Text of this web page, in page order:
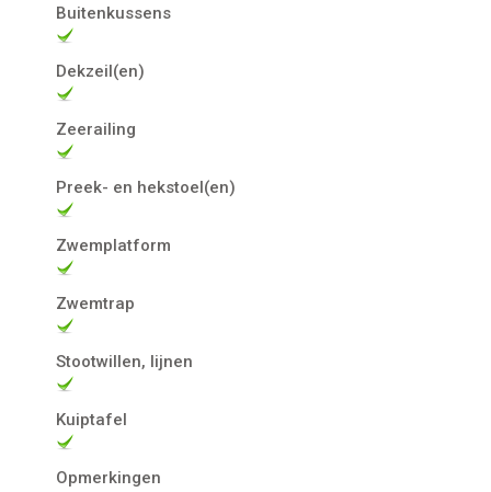
Buitenkussens
Dekzeil(en)
Zeerailing
Preek- en hekstoel(en)
Zwemplatform
Zwemtrap
Stootwillen, lijnen
Kuiptafel
Opmerkingen